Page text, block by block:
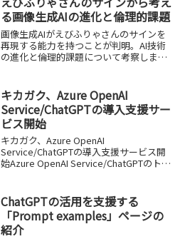
る画像生成AIの進化と倫理的課題
画像生成AIがえびふりゃさんのサインを
再現する能力を持つことが判明。AI技術
の進化と倫理的課題について考察しま
キカガク、Azure OpenAI
Service/ChatGPTの導入支援サー
ビス開始
キカガク、Azure OpenAI
Service/ChatGPTの導入支援サービス開
始Azure OpenAI Service/ChatGPTのトー
ChatGPTの活用を支援する
「Prompt examples」ページの
紹介